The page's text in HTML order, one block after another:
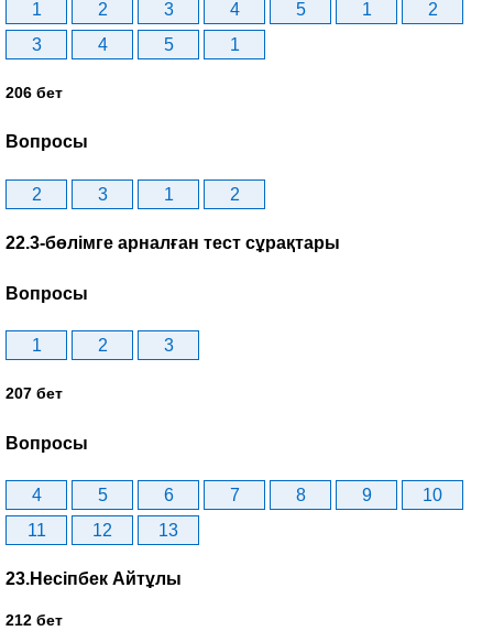
1 2 3 4 5 1
2
3
4 5 1
206 бет
Вопросы
2 3 1 2
22.3-бөлімге арналған тест сұрақтары
Вопросы
1 2 3
207 бет
Вопросы
4 5 6 7 8 9
10
11
12 13
23.Несіпбек Айтұлы
212 бет